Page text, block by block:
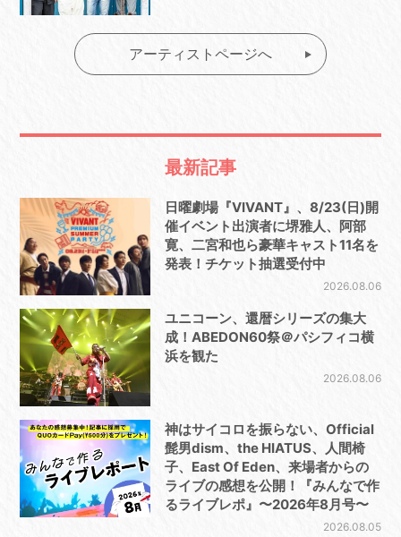
アーティストページへ
最新記事
日曜劇場『VIVANT』、8/23(日)開
催イベント出演者に堺雅人、阿部
寛、二宮和也ら豪華キャスト11名を
発表！チケット抽選受付中
2026.08.06
ユニコーン、還暦シリーズの集大
成！ABEDON60祭＠パシフィコ横
浜を観た
2026.08.06
神はサイコロを振らない、Official
髭男dism、the HIATUS、人間椅
子、East Of Eden、来場者からの
ライブの感想を公開！『みんなで作
るライブレポ』〜2026年8月号〜
2026.08.05